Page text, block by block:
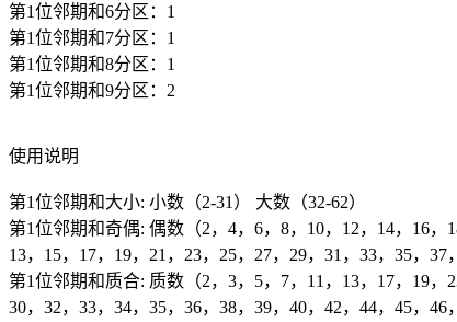
第1位邻期和6分区：1
第1位邻期和7分区：1
第1位邻期和8分区：1
第1位邻期和9分区：2
使用说明
第1位邻期和大小: 小数（2-31） 大数（32-62）
第1位邻期和奇偶: 偶数（2，4，6，8，10，12，14，16，
13，15，17，19，21，23，25，27，29，31，33，35，
第1位邻期和质合: 质数（2，3，5，7，11，13，17，19，
30，32，33，34，35，36，38，39，40，42，44，45，46